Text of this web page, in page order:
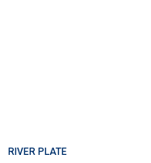
RIVER PLATE